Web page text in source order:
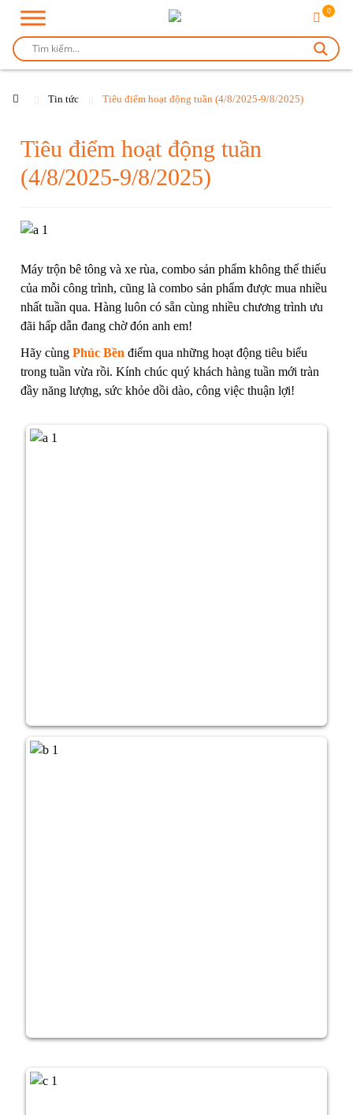
0
Tin tức Tiêu điểm hoạt động tuần (4/8/2025-9/8/2025)
Tiêu điểm hoạt động tuần
(4/8/2025-9/8/2025)
Máy trộn bê tông và xe rùa, combo sản phẩm không thể thiếu
của mỗi công trình, cũng là combo sản phẩm được mua nhiều
nhất tuần qua. Hàng luôn có sẵn cùng nhiều chương trình ưu
đãi hấp dẫn đang chờ đón anh em!
Hãy cùng Phúc Bền điểm qua những hoạt động tiêu biểu
trong tuần vừa rồi. Kính chúc quý khách hàng tuần mới tràn
đầy năng lượng, sức khỏe dồi dào, công việc thuận lợi!